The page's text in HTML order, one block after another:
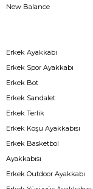
New Balance
Erkek Ayakkabı
Erkek Spor Ayakkabı
Erkek Bot
Erkek Sandalet
Erkek Terlik
Erkek Koşu Ayakkabısı
Erkek Basketbol
Ayakkabısı
Erkek Outdoor Ayakkabı